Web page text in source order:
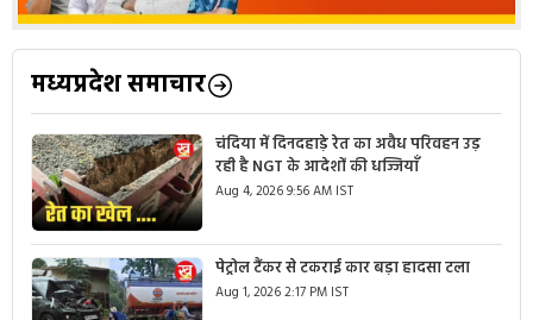
मध्यप्रदेश समाचार
चंदिया में दिनदहाड़े रेत का अवैध परिवहन उड़
रही है NGT के आदेशों की धज्जियाँ
Aug 4, 2026 9:56 AM IST
पेट्रोल टैंकर से टकराई कार बड़ा हादसा टला
Aug 1, 2026 2:17 PM IST